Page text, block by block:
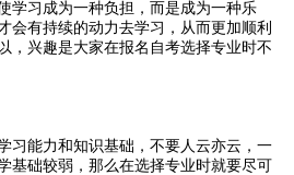
学习成为一种负担，而是成为一种乐
会有持续的动力去学习，从而更加顺利
，兴趣是大家在报名自考选择专业时不
习能力和知识基础，不要人云亦云，一
基础较弱，那么在选择专业时就要尽可